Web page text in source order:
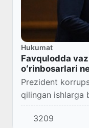
Hukumat
Favqulodda
oʻrinbosarlari
Prezident
qilingan ishlarga
3209